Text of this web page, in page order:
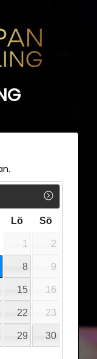
Lö Sö
1 2
8 9
15 16
22 23
29 30